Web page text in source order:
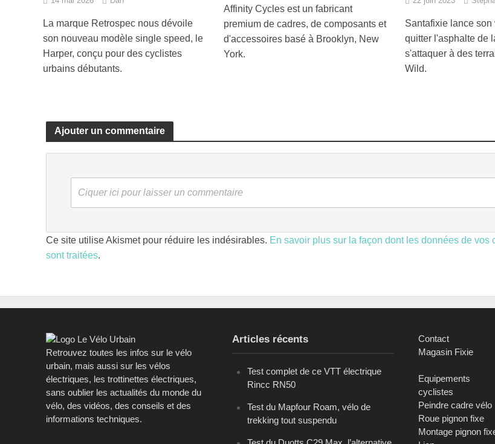
La marque Retrospec nous dévoile
son nouveau modèle single speed, le
Harper, conçu pour des cyclistes
urbains débutants.
Affinity Cycles est un fabricant
premium de cadres, de composants et
d'accessoires basé à Brooklyn, New
York.
Santafixie lance
quitter l'asphalte de
s'attaquer à des
Wild.
Ajouter un commentaire
Ciquer ici pour laisser un commentaire
Ce site utilise Akismet pour réduire les indésirables. En savoir plus sur la façon dont les données de vos
sont traitées.
Retrouvez toutes les infos sur le vélo
urbain, mais aussi sur les vélos
électriques, les trottinettes électriques,
sans oublier les actualités du monde du
vélo, des vidéos, des conseils et des
informations techniques.
Articles récents
Test complet de ce VTT électrique
Rincc RN50
Test du Mapfour Roam, vélo de
trekking tout suspendu
Contact
Magasin Fixie
Equipements
cyclistes
Peindre cadre vélo
Roue pignon fixe
Montage pignon